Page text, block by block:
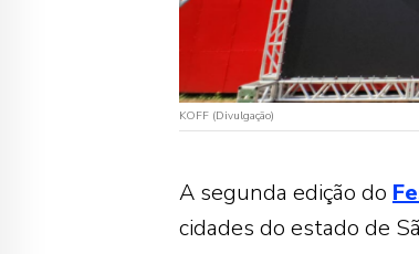
KOFF (Divulgação)
A segunda edição do
cidades do estado de